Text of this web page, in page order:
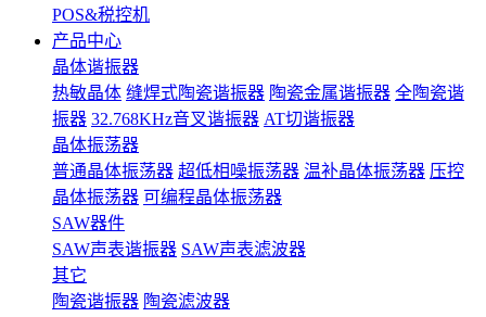
POS&税控机
产品中心
晶体谐振器
热敏晶体 缝焊式陶瓷谐振器 陶瓷金属谐振器 全陶瓷谐
振器 32.768KHz音叉谐振器 AT切谐振器
晶体振荡器
普通晶体振荡器 超低相噪振荡器 温补晶体振荡器 压控
晶体振荡器 可编程晶体振荡器
SAW器件
SAW声表谐振器 SAW声表滤波器
其它
陶瓷谐振器 陶瓷滤波器